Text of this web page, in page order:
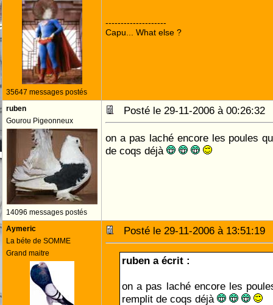
35647 messages postés
--------------------
Capu... What else ?
ruben
Gourou Pigeonneux
14096 messages postés
Posté le 29-11-2006 à
on a pas laché encore les poules
de coqs déjà
Aymeric
La béte de SOMME
Grand maitre
Posté le 29-11-2006 à
ruben a écrit :
on a pas laché encore les
remplit de coqs déjà